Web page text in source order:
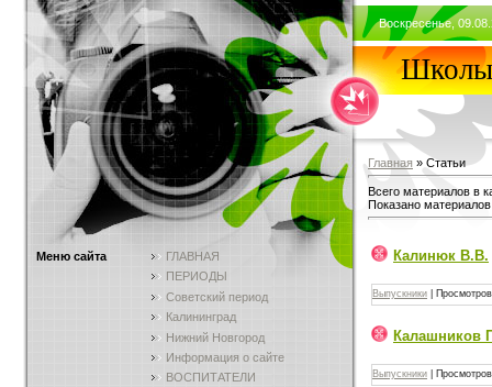
Меню сайта
ГЛАВНАЯ
ПЕРИОДЫ
Советский период
Калининград
Нижний Новгород
Информация о сайте
ВОСПИТАТЕЛИ
Воскресенье,
Школы
Главная » Статьи
Всего материалов в
Показано материалов
Калинюк В.В.
Выпускники
Калашников
Выпускники